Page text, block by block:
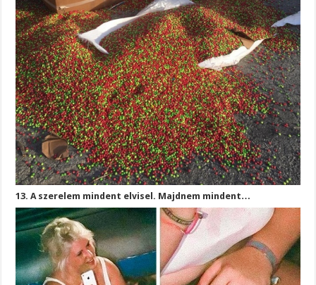
13. A szerelem mindent elvisel. Majdnem mindent…